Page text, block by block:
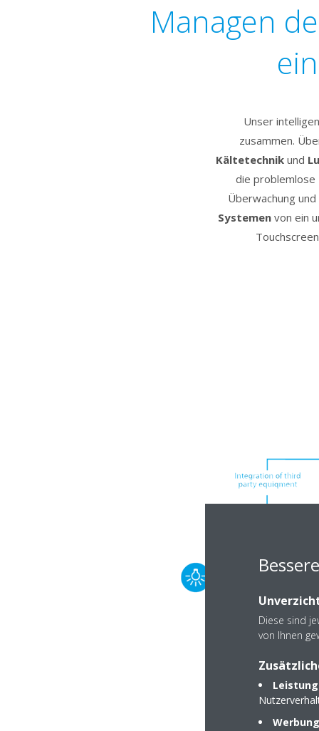
Managen
Unser
zusammen.
Kältetechnikund
die problemlose
Überwachung
Systemen von ein
Diese sind
von Ihnen